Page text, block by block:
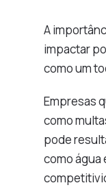
A
impactar
como um
Empresas
como
pode
como água